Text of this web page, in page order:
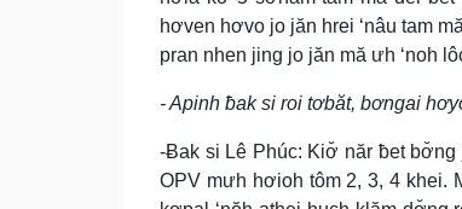
hơven hơvo jo jăn hrei ‘nâu tam
pran nhen jing jo jăn mă ưh ‘noh
- Apinh ƀak si roi tơbăt, bơngai
-Ƀak si Lê Phúc: Kiơ̆ năr ƀet
OPV mưh hơioh tôm 2, 3, 4 khei.